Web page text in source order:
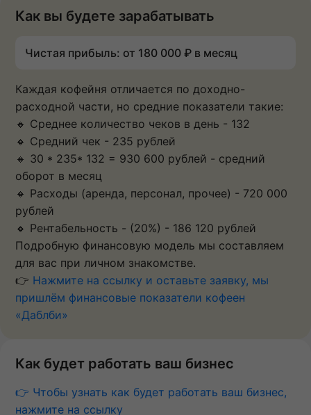
Как вы будете зарабатывать
Чистая прибыль: от 180 000 ₽ в месяц
Каждая кофейня отличается по доходно-
расходной части, но средние показатели такие:
🔸 Среднее количество чеков в день - 132
🔸 Средний чек - 235 рублей
🔸 30 * 235* 132 = 930 600 рублей - средний
оборот в месяц
🔸 Расходы (аренда, персонал, прочее) - 720 000
рублей
🔸 Рентабельность - (20%) - 186 120 рублей
Подробную финансовую модель мы составляем
для вас при личном знакомстве.
👉 Нажмите на ссылку и оставьте заявку, мы
пришлём финансовые показатели кофеен
«Даблби»
Как будет работать ваш бизнес
👉 Чтобы узнать как будет работать ваш бизнес,
нажмите на ссылку